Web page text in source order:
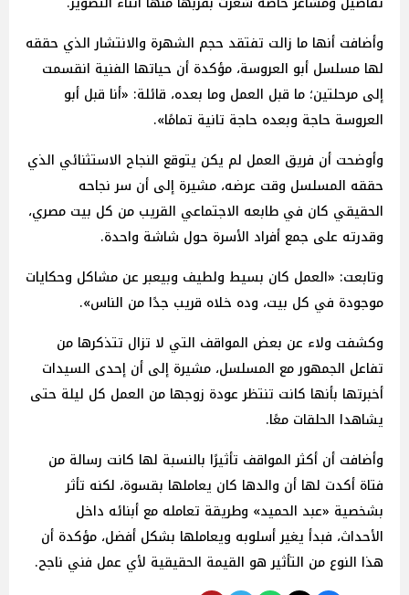
وأضافت أنها ما زالت تفتقد حجم الشهرة والانتشار الذي حققه
لها مسلسل أبو العروسة، مؤكدة أن حياتها الفنية انقسمت
إلى مرحلتين؛ ما قبل العمل وما بعده، قائلة: «أنا قبل أبو
العروسة حاجة وبعده حاجة تانية تمامًا».
وأوضحت أن فريق العمل لم يكن يتوقع النجاح الاستثنائي الذي
حققه المسلسل وقت عرضه، مشيرة إلى أن سر نجاحه
الحقيقي كان في طابعه الاجتماعي القريب من كل بيت مصري،
وقدرته على جمع أفراد الأسرة حول شاشة واحدة.
وتابعت: «العمل كان بسيط ولطيف وبيعبر عن مشاكل وحكايات
موجودة في كل بيت، وده خلاه قريب جدًا من الناس».
وكشفت ولاء عن بعض المواقف التي لا تزال تتذكرها من
تفاعل الجمهور مع المسلسل، مشيرة إلى أن إحدى السيدات
أخبرتها بأنها كانت تنتظر عودة زوجها من العمل كل ليلة حتى
يشاهدا الحلقات معًا.
وأضافت أن أكثر المواقف تأثيرًا بالنسبة لها كانت رسالة من
فتاة أكدت لها أن والدها كان يعاملها بقسوة، لكنه تأثر
بشخصية «عبد الحميد» وطريقة تعامله مع أبنائه داخل
الأحداث، فبدأ يغير أسلوبه ويعاملها بشكل أفضل، مؤكدة أن
هذا النوع من التأثير هو القيمة الحقيقية لأي عمل فني ناجح.